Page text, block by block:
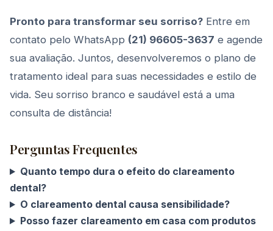
Pronto para transformar seu sorriso? Entre em
contato pelo WhatsApp (21) 96605-3637 e agende
sua avaliação. Juntos, desenvolveremos o plano de
tratamento ideal para suas necessidades e estilo de
vida. Seu sorriso branco e saudável está a uma
consulta de distância!
Perguntas Frequentes
Quanto tempo dura o efeito do clareamento
dental?
O clareamento dental causa sensibilidade?
Posso fazer clareamento em casa com produtos